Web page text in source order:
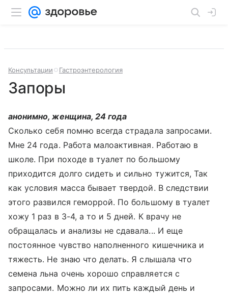
Консультации Гастроэнтерология
Запоры
анонимно, женщина, 24 года
Сколько себя помню всегда страдала запросами.
Мне 24 года. Работа малоактивная. Работаю в
школе. При походе в туалет по большому
приходится долго сидеть и сильно тужится, Так
как условия масса бывает твердой. В следствии
этого развился геморрой. По большому в туалет
хожу 1 раз в 3-4, а то и 5 дней. К врачу не
обращалась и анализы не сдавала... И еще
постоянное чувство наполненного кишечника и
тяжесть. Не знаю что делать. Я слышала что
семена льна очень хорошо справляется с
запросами. Можно ли их пить каждый день и